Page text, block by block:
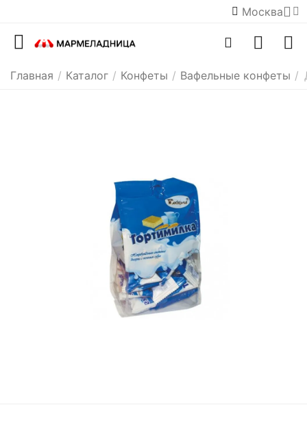
Москва
Главная / Каталог / Конфеты / Вафельные конфеты /